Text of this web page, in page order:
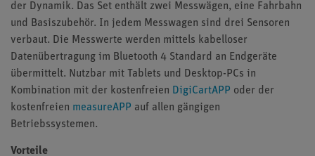
der Dynamik. Das Set enthält zwei Messwägen, eine Fahrbahn
und Basiszubehör. In jedem Messwagen sind drei Sensoren
verbaut. Die Messwerte werden mittels kabelloser
Datenübertragung im Bluetooth 4 Standard an Endgeräte
übermittelt. Nutzbar mit Tablets und Desktop-PCs in
Kombination mit der kostenfreien DigiCartAPP oder der
kostenfreien measureAPP auf allen gängigen
Betriebssystemen.
Vorteile